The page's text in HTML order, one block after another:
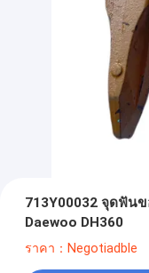
713Y00032 จุดฟัน
Daewoo DH360
ราคา：Negotiadble